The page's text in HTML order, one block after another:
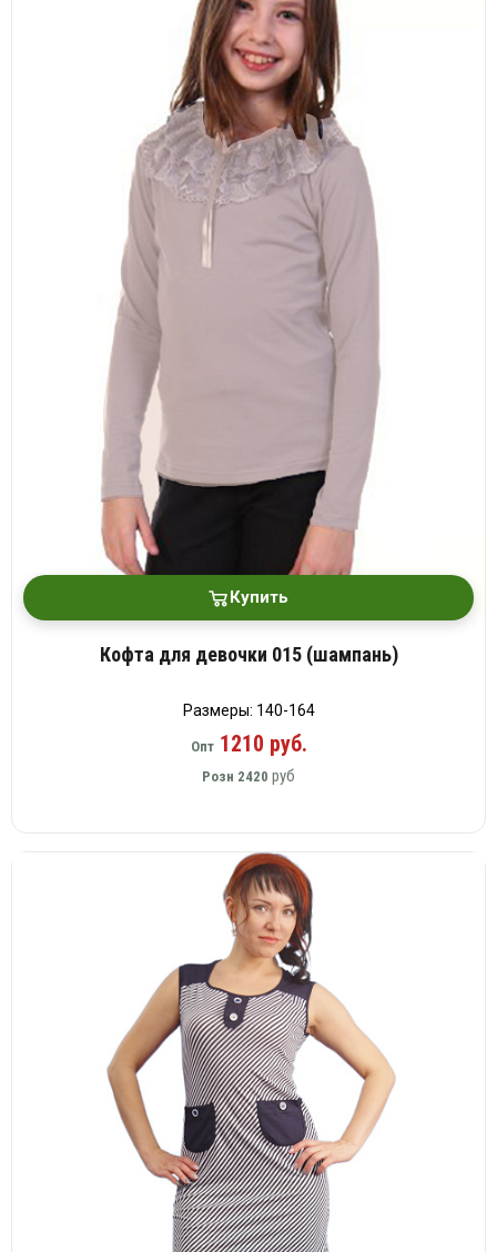
Купить
Кофта для девочки 015 (шампань)
Размеры: 140-164
Опт1210 руб.
Розн 2420 руб